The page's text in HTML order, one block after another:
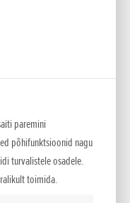
tab
paremini
põhifunktsioonid nagu
turvalistele osadele.
toimida.
Twin
kohta, millel on täiesti uus
võimsusega 70 kW ja...